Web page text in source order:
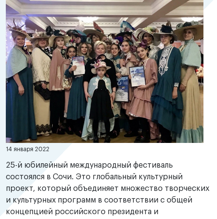
14 января 2022
25-й юбилейный международный фестиваль
состоялся в Сочи. Это глобальный культурный
проект, который объединяет множество творческих
и культурных программ в соответствии с общей
концепцией российского президента и